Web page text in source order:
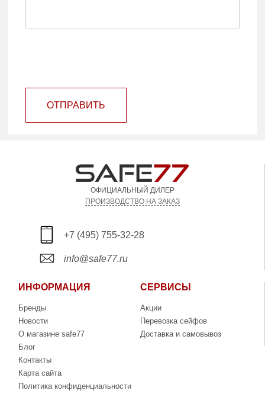
ОТПРАВИТЬ
ОФИЦИАЛЬНЫЙ ДИЛЕР
ПРОИЗВОДСТВО НА ЗАКАЗ
+7 (495) 755-32-28
info@safe77.ru
ИНФОРМАЦИЯ
Бренды
Новости
О магазине safe77
Блог
Контакты
Карта сайта
Политика конфиденциальности
СЕРВИСЫ
Акции
Перевозка сейфов
Доставка и самовывоз